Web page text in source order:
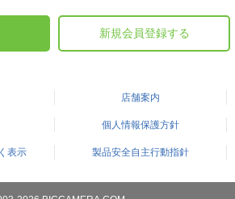
新規会員登録する
店舗案内
個人情報保護方針
表示 製品安全自主行動指針